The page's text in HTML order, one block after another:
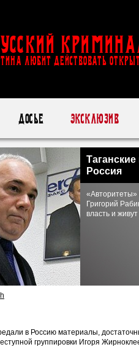
ЛЮБИТ ДЕЙСТВОВАТЬ
Досье Эксклюзив
Таганские
Россия
Григорий
власть и
в Россию материалы,
группировки Игоря